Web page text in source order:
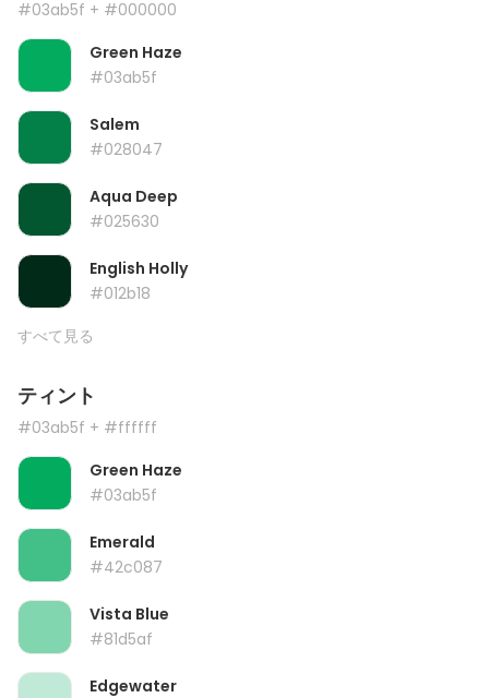
#03ab5f + #000000
Green Haze
#03ab5f
Salem
#028047
Aqua Deep
#025630
English Holly
#012b18
すべて見る
ティント
#03ab5f + #ffffff
Green Haze
#03ab5f
Emerald
#42c087
Vista Blue
#81d5af
Edgewater